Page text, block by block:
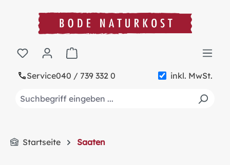
springen
Service040 / 739 332 0 inkl. MwSt.
Warenkorb enthält 0 Positionen. Der
Startseite Saaten